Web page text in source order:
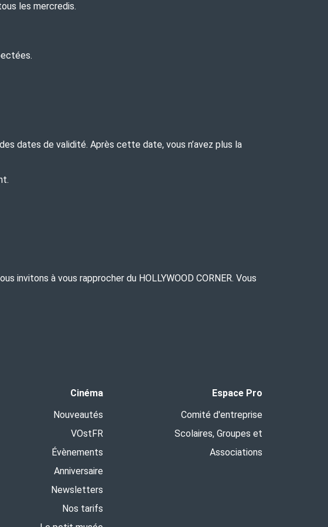
les mercredis.
dates de validité. Après cette date, vous n’avez plus la
invitons à vous rapprocher du HOLLYWOOD CORNER. Vous
Cinéma
Nouveautés
VOstFR
Évènements
Anniversaire
Newsletters
Nos tarifs
Espace Pro
Comité d'entreprise
Scolaires, Groupes et
Associations